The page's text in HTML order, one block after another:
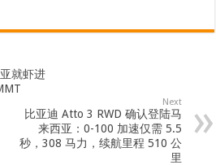
就虾进
Next
比亚迪 Atto 3 RWD 确认登陆马
来西亚：0-100 加速仅需 5.5
秒，308 马力，续航里程 510 公
里